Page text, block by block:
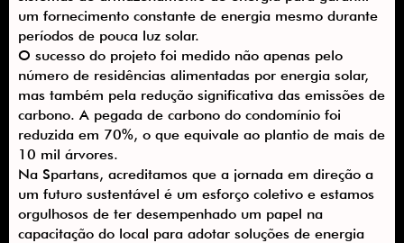
um fornecimento constante de energia mesmo durante
períodos de pouca luz solar.
O sucesso do projeto foi medido não apenas pelo
número de residências alimentadas por energia solar,
mas também pela redução significativa das emissões de
carbono. A pegada de carbono do condomínio foi
reduzida em 70%, o que equivale ao plantio de mais de
10 mil árvores.
Na Spartans, acreditamos que a jornada em direção a
um futuro sustentável é um esforço coletivo e estamos
orgulhosos de ter desempenhado um papel na
capacitação do local para adotar soluções de energia